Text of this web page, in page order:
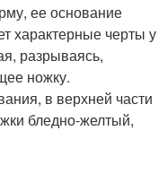
ее основание
характерные черты у
разрываясь,
ножку.
в верхней части
бледно-желтый,